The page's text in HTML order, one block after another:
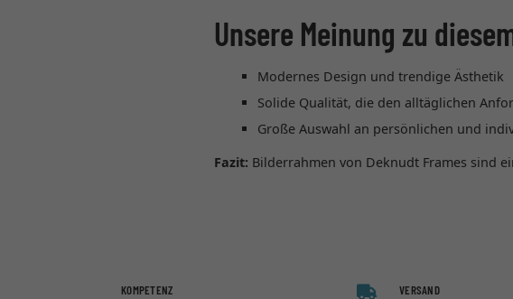
Unsere Meinung zu
Modernes Design und trendige Ästhetik
Solide Qualität, die den alltäglichen
Große Auswahl an persönlichen und
Fazit: Bilderrahmen von Deknudt Frames sind
KOMPETENZ VERSAND